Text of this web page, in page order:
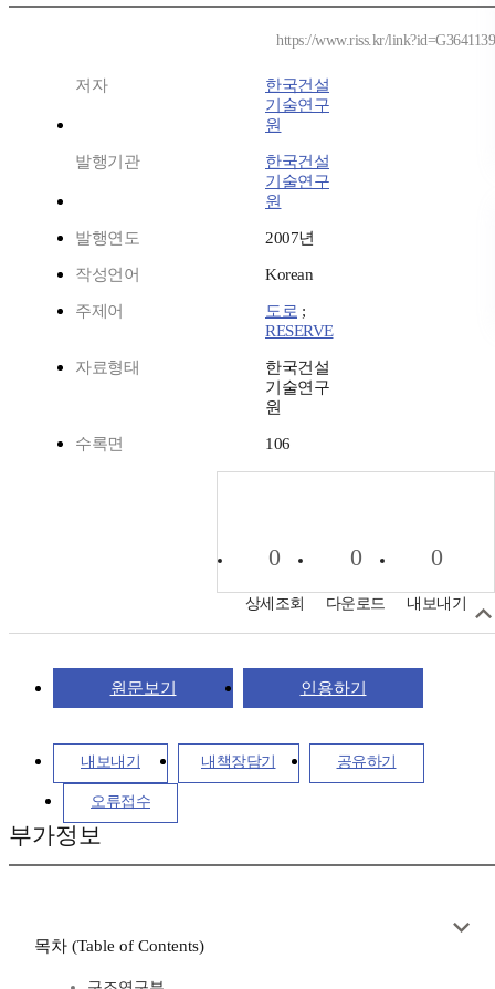
https://www.riss.kr/link?id=G3641139
저자
한국건설
기술연구
원
발행기관
한국건설
기술연구
원
발행연도 2007년
작성언어 Korean
주제어 도로 ;
RESERVE
자료형태
한국건설
기술연구
원
수록면 106
0
상세조회
0
다운로드
0
내보내기
원문보기 인용하기
내보내기 내책장담기 공유하기
오류접수
부가정보
목차 (Table of Contents)